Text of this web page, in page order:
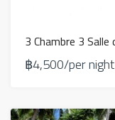
฿4,500/per night